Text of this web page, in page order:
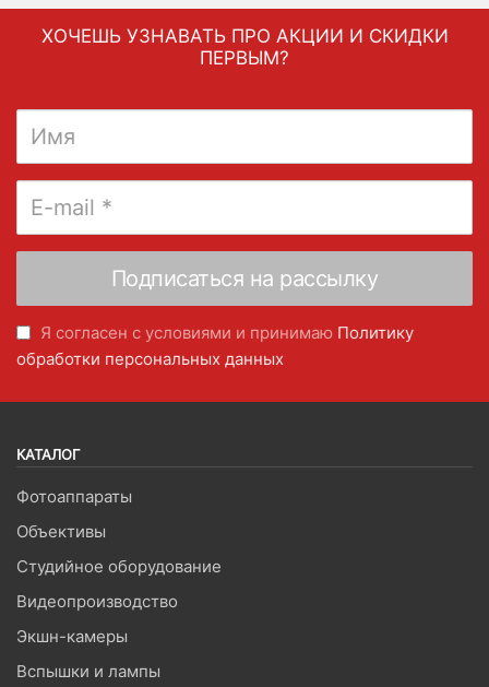
ХОЧЕШЬ УЗНАВАТЬ ПРО АКЦИИ И СКИДКИ
ПЕРВЫМ?
Я согласен с условиями и принимаю Политику
обработки персональных данных
КАТАЛОГ
Фотоаппараты
Объективы
Студийное оборудование
Видеопроизводство
Экшн-камеры
Вспышки и лампы